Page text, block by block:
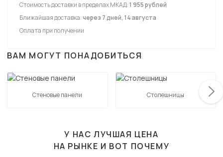
Стоимость доставки в пределах МКАД:1 955 рублей
Ближайшая доставка:через 7 дней, 14 августа
Оплата при получении
ВАМ МОГУТ ПОНАДОБИТЬСЯ
Стеновые панели Столешницы
У НАС ЛУЧШАЯ ЦЕНА
НА РЫНКЕ И ВОТ ПОЧЕМУ